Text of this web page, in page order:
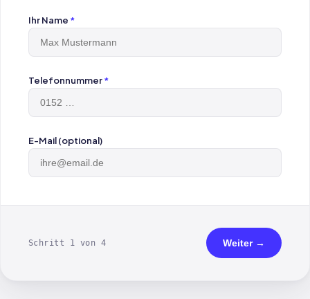
Ihr Name *
Telefonnummer*
E-Mail (optional)
Schritt 1 von 4 Weiter →